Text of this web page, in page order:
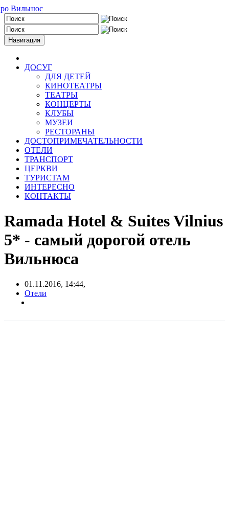
Навигация
ДОСУГ
ДЛЯ ДЕТЕЙ
КИНОТЕАТРЫ
ТЕАТРЫ
КОНЦЕРТЫ
КЛУБЫ
МУЗЕИ
РЕСТОРАНЫ
ДОСТОПРИМЕЧАТЕЛЬНОСТИ
ОТЕЛИ
ТРАНСПОРТ
ЦЕРКВИ
ТУРИСТАМ
ИНТЕРЕСНО
КОНТАКТЫ
Ramada Hotel & Suites Vilnius
5* - самый дорогой отель
Вильнюса
01.11.2016, 14:44,
Отели